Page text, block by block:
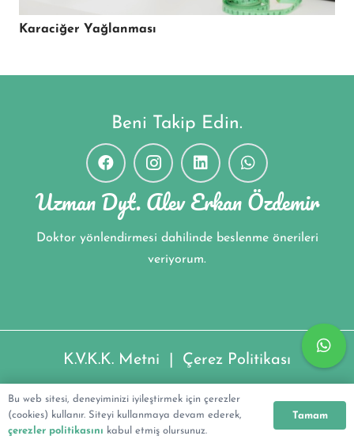
Karaciğer Yağlanması
Beni Takip Edin.
Uzman Dyt. Alev Erkan Özdemir
Doktor yönlendirmesi dahilinde beslenme önerileri
veriyorum.
K.V.K.K. Metni Çerez Politikası
Uzman Dyt. Alev Erkan Özdemir ©2022
Bu web sitesi, deneyiminizi iyileştirmek için çerezler
(cookies) kullanır. Siteyi kullanmaya devam ederek,
çerezler politikasını kabul etmiş olursunuz.
Tamam